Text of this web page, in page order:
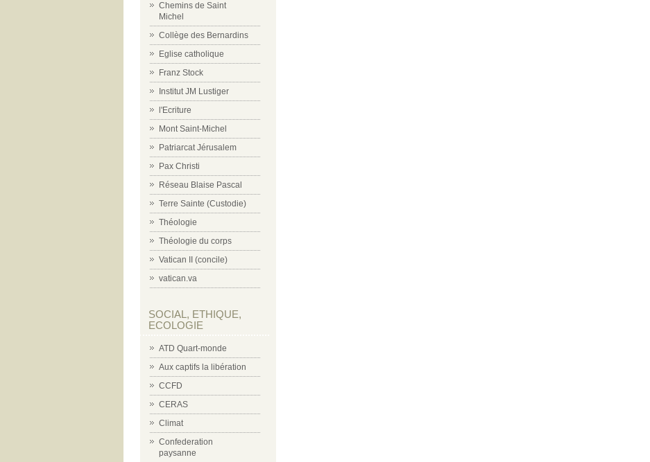
Chemins de Saint
Michel
Collège des Bernardins
Eglise catholique
Franz Stock
Institut JM Lustiger
l'Ecriture
Mont Saint-Michel
Patriarcat Jérusalem
Pax Christi
Réseau Blaise Pascal
Terre Sainte (Custodie)
Théologie
Théologie du corps
Vatican II (concile)
vatican.va
SOCIAL, ETHIQUE,
ECOLOGIE
ATD Quart-monde
Aux captifs la libération
CCFD
CERAS
Climat
Confederation
paysanne